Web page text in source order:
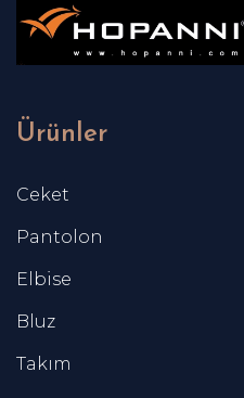
Ürünler
Ceket
Pantolon
Elbise
Bluz
Takım